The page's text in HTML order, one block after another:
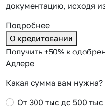
документацию, исходя
Подробнее
О кредитовании
Получить +50% к
Адлере
Какая сумма вам нужна?
От 300 тыс до 500 тыс